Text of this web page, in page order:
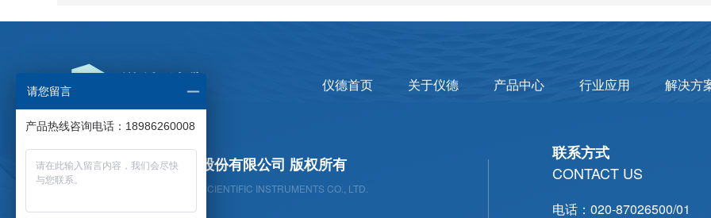
仪德首页 关于仪德 产品中心 行业应用 解决方
广州仪德精密科学仪器股份有限公司 版权所有
GUANGZHOU YIDE PRECISION SCIENTIFIC INSTRUMENTS CO., LTD.
联系方式
CONTACT US
电话：020-87026500/01
请您留言
产品热线咨询电话：18986260008